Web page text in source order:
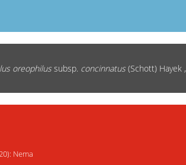
oreophilussubsp. concinnatus(Schott) Hayek ,
Nema